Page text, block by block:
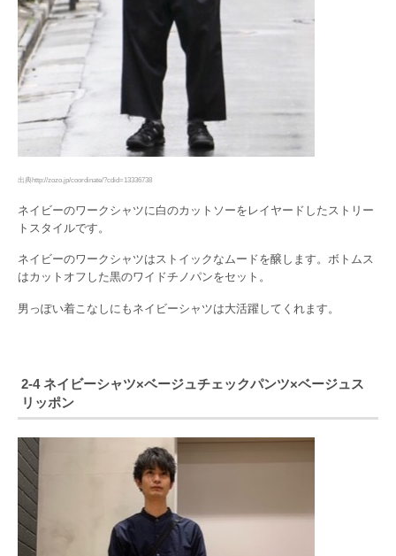
出典http://zozo.jp/coordinate/?cdid=13336738
ネイビーのワークシャツに白のカットソーをレイヤードしたストリー
トスタイルです。
ネイビーのワークシャツはストイックなムードを醸します。ボトムス
はカットオフした黒のワイドチノパンをセット。
男っぽい着こなしにもネイビーシャツは大活躍してくれます。
2-4 ネイビーシャツ×ベージュチェックパンツ×ベージュス
リッポン